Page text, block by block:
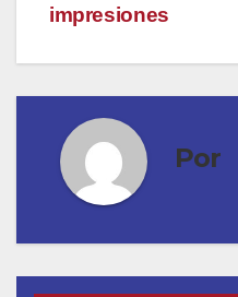
entradas
impresiones
Por